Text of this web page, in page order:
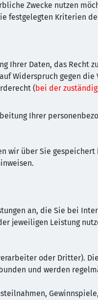
Zwecke nutzen
festgelegten Kriterien
Ihrer Daten, das Recht
Widerspruch gegen
(bei der
Ihrer
wir über Sie
an, die Sie bei
jeweiligen Leistung
oder Dritter).
und werden